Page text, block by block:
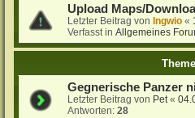
Upload Maps/
Letzter Beitrag von Ingwio «
Verfasst inAllgemeines
Gegnerische Panzer
Letzter Beitrag von Pet«
Antworten:28